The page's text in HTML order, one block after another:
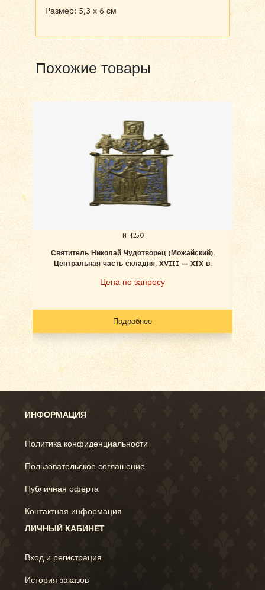
Размер: 5,3 х 6 см
Похожие товары
и 4250
Святитель Николай Чудотворец (Можайский).
Центральная часть складня, XVIII — XIX в.
Цена по запросу
Подробнее
ИНФОРМАЦИЯ
Политика конфиденциальности
Пользовательское соглашение
Публичная оферта
Контактная информация
ЛИЧНЫЙ КАБИНЕТ
Вход и регистрация
История заказов